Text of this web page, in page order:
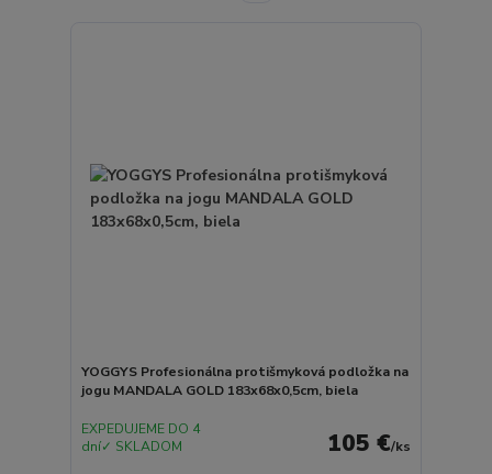
YOGGYS Profesionálna protišmyková podložka na
jogu MANDALA GOLD 183x68x0,5cm, biela
105 €/ks
EXPEDUJEME DO 4
dní✓ SKLADOM